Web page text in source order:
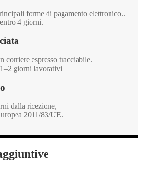
forme di pagamento elettronico..
4 giorni.
corriere espresso tracciabile.
giorni lavorativi.
dalla ricezione,
2011/83/UE.